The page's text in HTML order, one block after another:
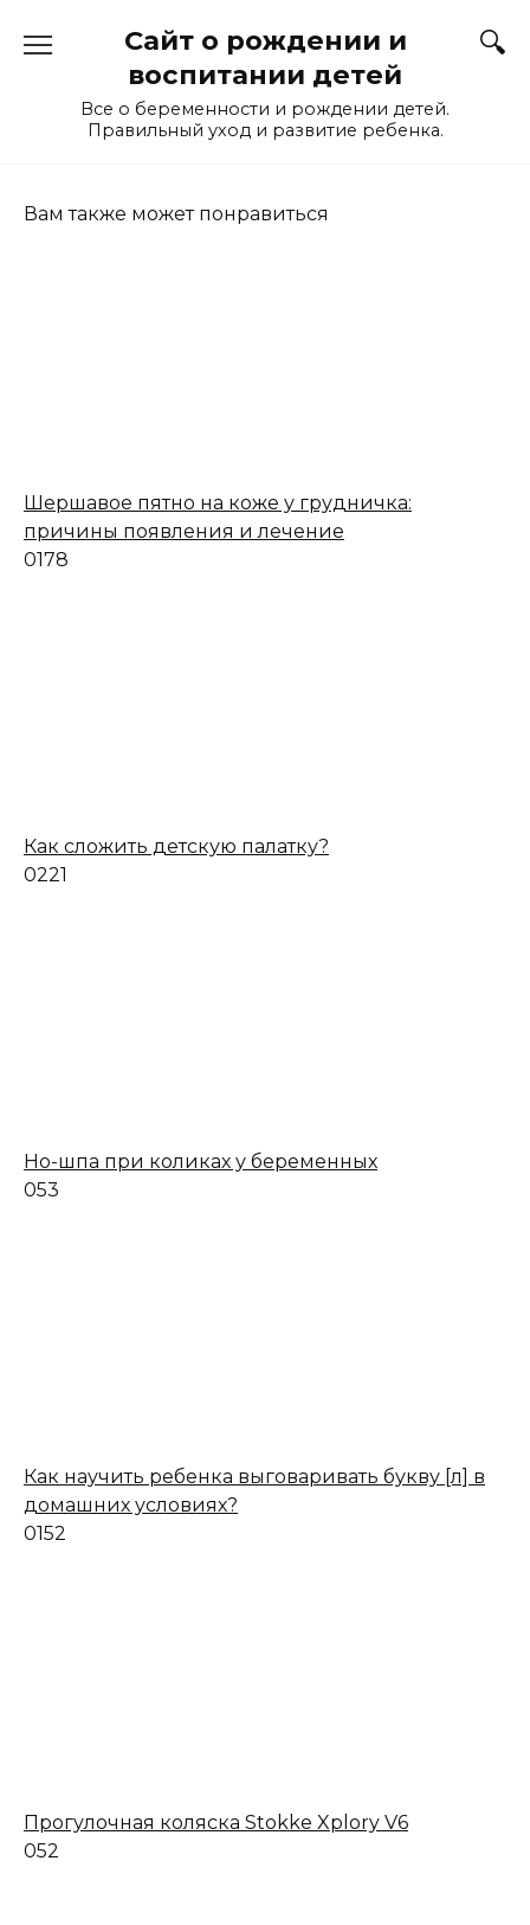
Сайт о рождении и
воспитании детей
Все о беременности и рождении детей.
Правильный уход и развитие ребенка.
Вам также может понравиться
Шершавое пятно на коже у грудничка:
причины появления и лечение
0178
Как сложить детскую палатку?
0221
Но-шпа при коликах у беременных
053
Как научить ребенка выговаривать букву [л] в
домашних условиях?
0152
Прогулочная коляска Stokke Xplory V6
052